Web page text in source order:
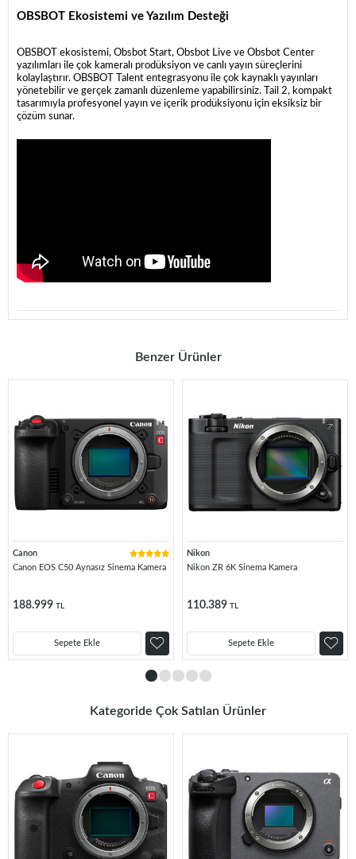
OBSBOT Ekosistemi ve Yazılım Desteği
OBSBOT ekosistemi, Obsbot Start, Obsbot Live ve Obsbot Center
yazılımları ile çok kameralı prodüksiyon ve canlı yayın süreçlerini
kolaylaştırır. OBSBOT Talent entegrasyonu ile çok kaynaklı yayınları
yönetebilir ve gerçek zamanlı düzenleme yapabilirsiniz. Tail 2, kompakt
tasarımıyla profesyonel yayın ve içerik prodüksiyonu için eksiksiz bir
çözüm sunar.
Benzer Ürünler
Canon
Canon EOS C50 Aynasız Sinema Kamera
188.999 TL
Sepete Ekle
Nikon
Nikon ZR 6K Sinema Kamera
110.389 TL
Sepete Ekle
Kategoride Çok Satılan Ürünler